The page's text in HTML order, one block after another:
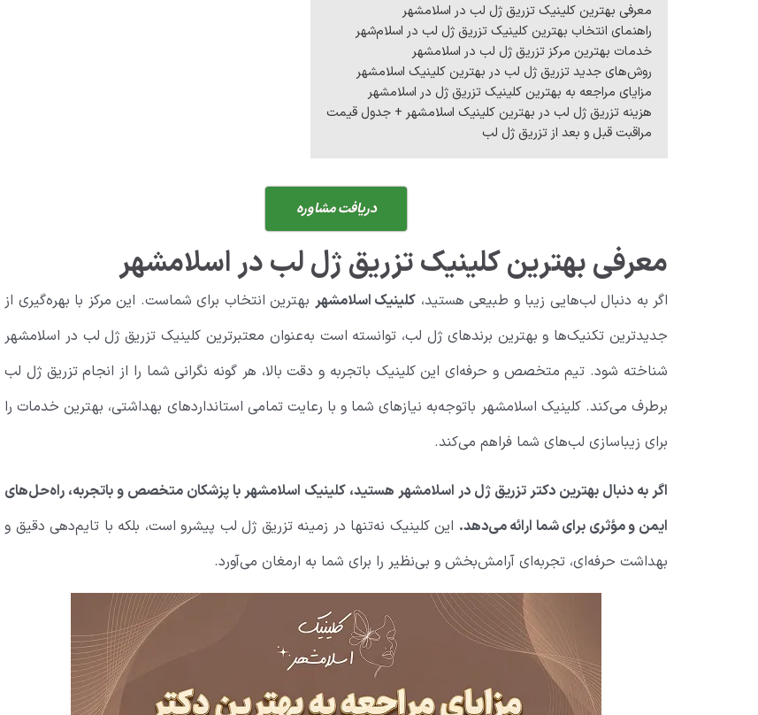
معرفی بهترین کلینیک تزریق ژل لب در اسلامشهر
راهنمای انتخاب بهترین کلینیک تزریق ژل لب در اسلام‌شهر
خدمات بهترین مرکز تزریق ژل لب در اسلامشهر
روش‌های جدید تزریق ژل لب در بهترین کلینیک اسلامشهر
مزایای مراجعه به بهترین کلینیک تزریق ژل در اسلامشهر
هزینه تزریق ژل لب در بهترین کلینیک اسلامشهر + جدول قیمت
مراقبت قبل و بعد از تزریق ژل لب
دریافت مشاوره
معرفی بهترین کلینیک تزریق ژل لب در اسلامشهر
اگر به دنبال لب‌هایی زیبا و طبیعی هستید، کلینیک اسلامشهر بهترین انتخاب برای شماست. این مرکز با بهره‌گیری از
جدیدترین تکنیک‌ها و بهترین برندهای ژل لب، توانسته است به‌عنوان معتبرترین کلینیک تزریق ژل لب در اسلامشهر
شناخته شود. تیم متخصص و حرفه‌ای این کلینیک باتجربه و دقت بالا، هر گونه نگرانی شما را از انجام تزریق ژل لب
برطرف می‌کند. کلینیک اسلامشهر باتوجه‌به نیازهای شما و با رعایت تمامی استانداردهای بهداشتی، بهترین خدمات را
برای زیباسازی لب‌های شما فراهم می‌کند.
اگر به دنبال بهترین دکتر تزریق ژل در اسلامشهر هستید، کلینیک اسلامشهر با پزشکان متخصص و باتجربه، راه‌حل‌های
ایمن و مؤثری برای شما ارائه می‌دهد. این کلینیک نه‌تنها در زمینه تزریق ژل لب پیشرو است، بلکه با تایم‌دهی دقیق و
بهداشت حرفه‌ای، تجربه‌ای آرامش‌بخش و بی‌نظیر را برای شما به ارمغان می‌آورد.